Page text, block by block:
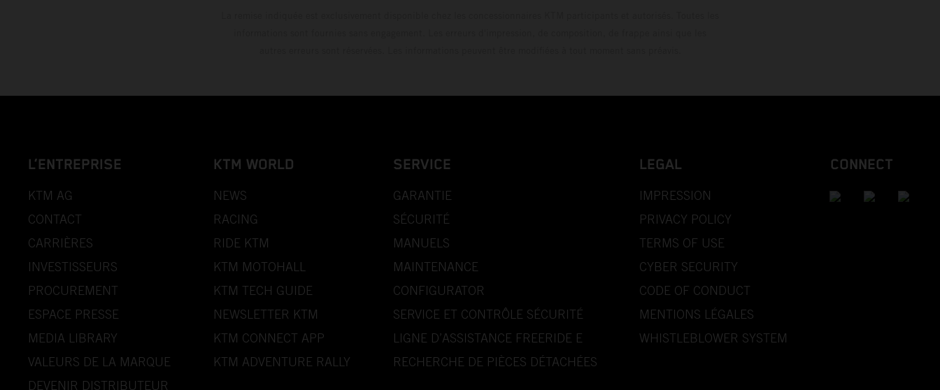
L’ENTREPRISE
KTM AG
CONTACT
CARRIÈRES
INVESTISSEURS
PROCUREMENT
ESPACE PRESSE
MEDIA LIBRARY
VALEURS DE LA MARQUE
DEVENIR DISTRIBUTEUR
KTM WORLD
NEWS
RACING
RIDE KTM
KTM MOTOHALL
KTM TECH GUIDE
NEWSLETTER KTM
KTM CONNECT APP
KTM ADVENTURE RALLY
SERVICE
GARANTIE
SÉCURITÉ
MANUELS
MAINTENANCE
CONFIGURATOR
SERVICE ET CONTRÔLE SÉCURITÉ
LIGNE D’ASSISTANCE FREERIDE E
RECHERCHE DE PIÈCES DÉTACHÉES
LEGAL
IMPRESSION
PRIVACY POLICY
TERMS OF USE
CYBER SECURITY
CODE OF CONDUCT
MENTIONS LÉGALES
WHISTLEBLOWER SYSTEM
CONNECT